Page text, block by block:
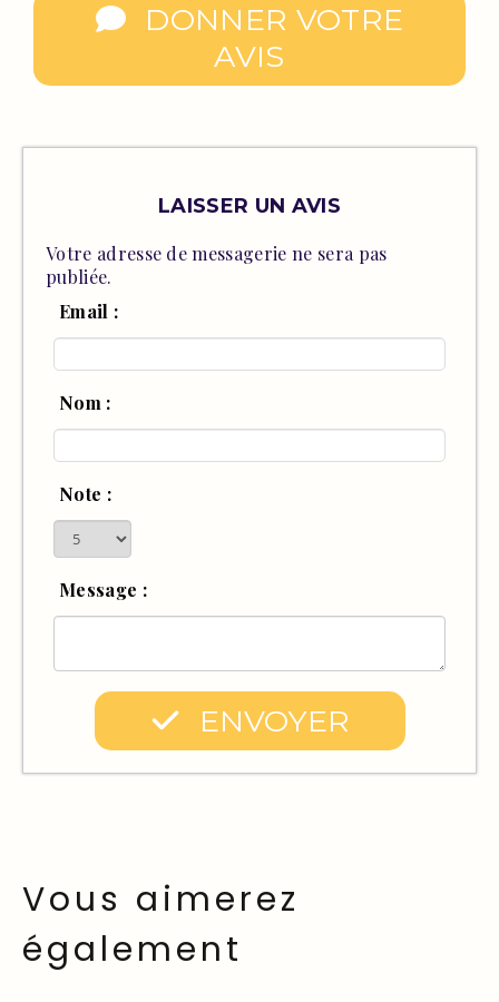
DONNER VOTRE
AVIS
LAISSER UN AVIS
Votre adresse de messagerie ne sera pas
publiée.
Email :
Nom :
Note :
Message :
ENVOYER
Vous aimerez
également